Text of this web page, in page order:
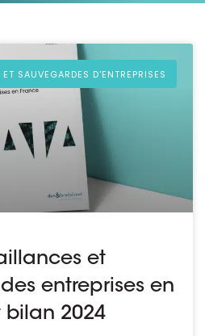
SAUVEGARDES D'ENTREPRISES
et
entreprises en
bilan 2024